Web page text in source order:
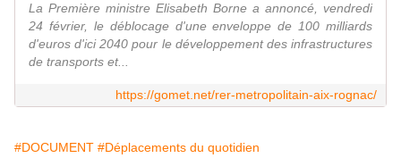
La Première ministre Elisabeth Borne a annoncé, vendredi
24 février, le déblocage d'une enveloppe de 100 milliards
d'euros d'ici 2040 pour le développement des infrastructures
de transports et...
https://gomet.net/rer-metropolitain-aix-rognac/
#DOCUMENT #Déplacements du quotidien